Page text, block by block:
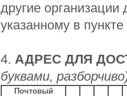
другие
указанному в
4. АДРЕС ДЛЯ
буквами,
Почтовый